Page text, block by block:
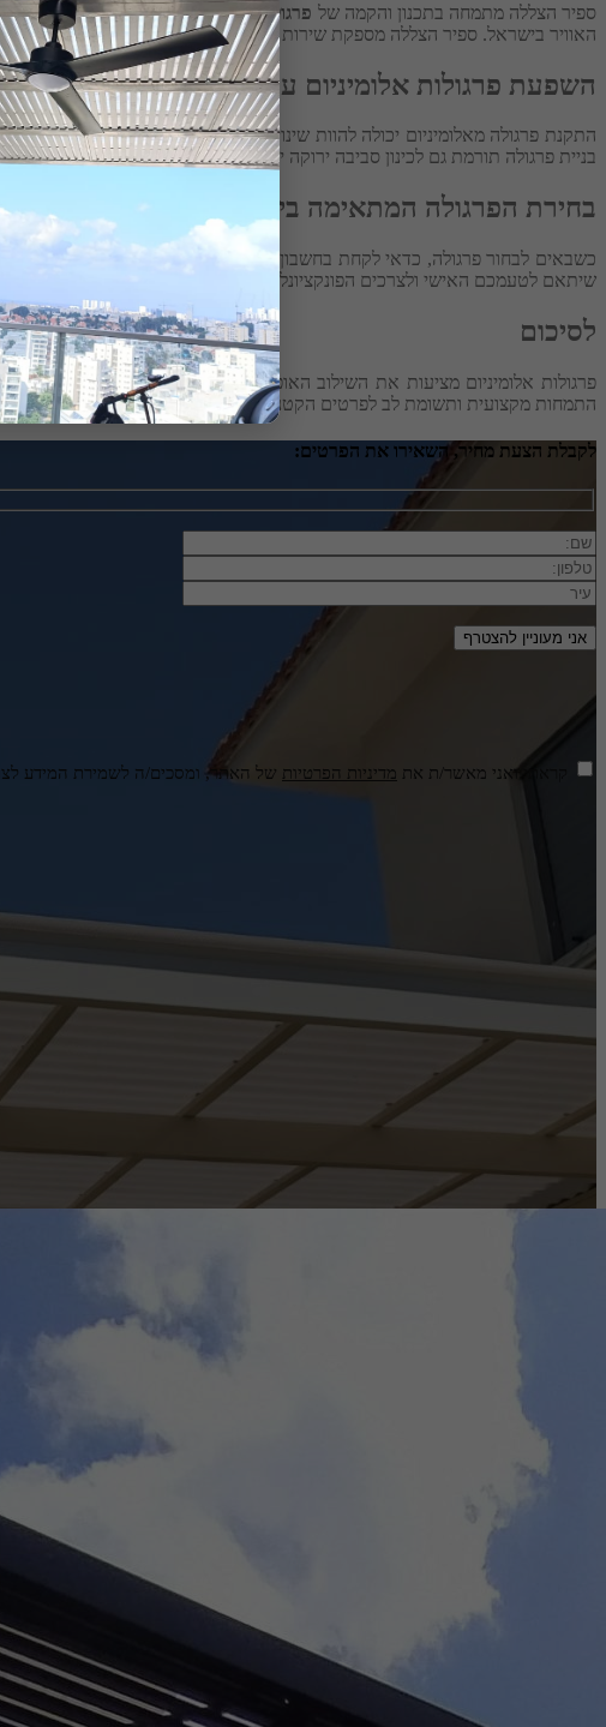
ספיר הצללה מתמחה בתכנון והקמה של פרגולות אלומיניום בשרון. עם ניסיון רב
האוויר בישראל. ספיר הצללה מספקת שירות אמין ואיכותי, תוך דגש על התאמה
השפעת פרגולות אלומיניום על איכות החיים
התקנת פרגולה מאלומיניום יכולה להוות שינוי משמעותי באיכות החיים
בניית פרגולה תורמת גם לכינון סביבה ירוקה יותר, בזכות האפשרות לשלב בה צמחים
בחירת הפרגולה המתאימה ביותר עבורכם
כשבאים לבחור פרגולה, כדאי לקחת בחשבון את מטרת השימוש בה, גודל השטח
שיתאם לטעמכם האישי ולצרכים הפונקציונליים שלכם.
לסיכום
פרגולות אלומיניום מציעות את השילוב האופטימלי בין פונקציונליות, עמידות
התמחות מקצועית ותשומת לב לפרטים הקטנים, ניתן להבטיח שהפרגולה האישית
לקבלת הצעת מחיר, השאירו את הפרטים:
קראתי ואני מאשר/ת את מדיניות הפרטיות של האתר, ומסכים/ה לשמירת המידע